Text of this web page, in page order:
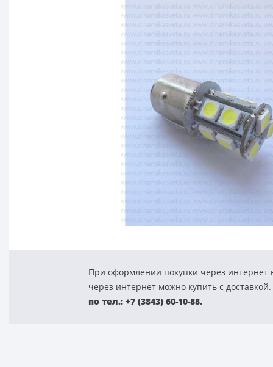
При оформлении покупки через интернет
через интернет можно купить с
по тел.: +7 (3843) 60-10-88.